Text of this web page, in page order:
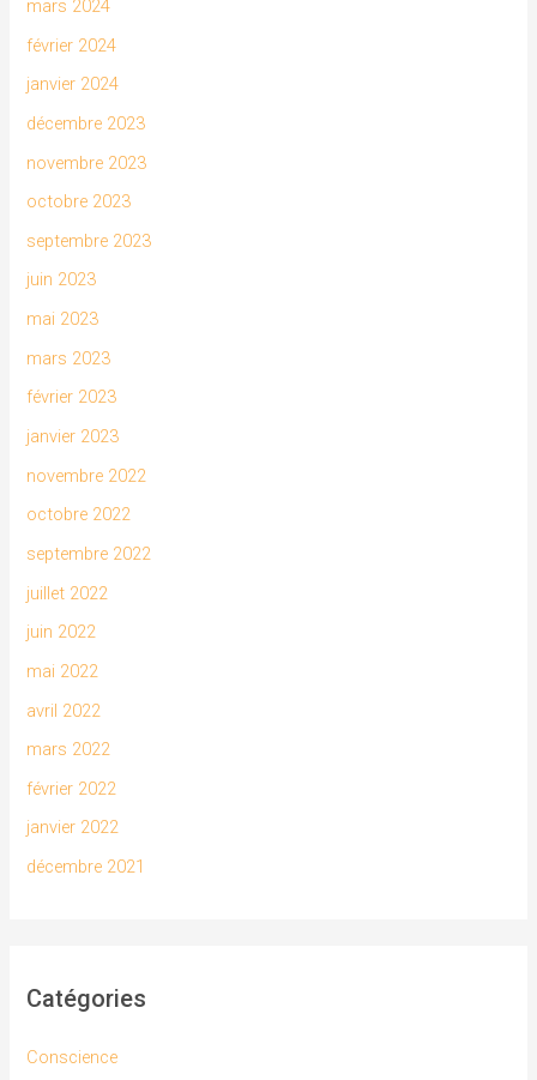
mars 2024
février 2024
janvier 2024
décembre 2023
novembre 2023
octobre 2023
septembre 2023
juin 2023
mai 2023
mars 2023
février 2023
janvier 2023
novembre 2022
octobre 2022
septembre 2022
juillet 2022
juin 2022
mai 2022
avril 2022
mars 2022
février 2022
janvier 2022
décembre 2021
Catégories
Conscience